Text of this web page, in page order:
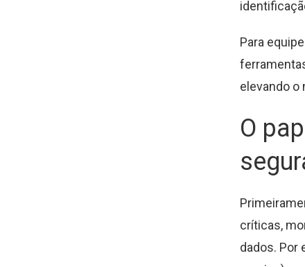
Para
elevando o
O
críticas,
dados. Por